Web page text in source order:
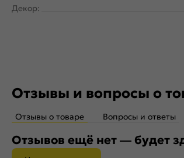
Декор:
Отзывы и вопросы о
Отзывы о товаре Вопросы и ответы
Отзывов ещё нет — будет